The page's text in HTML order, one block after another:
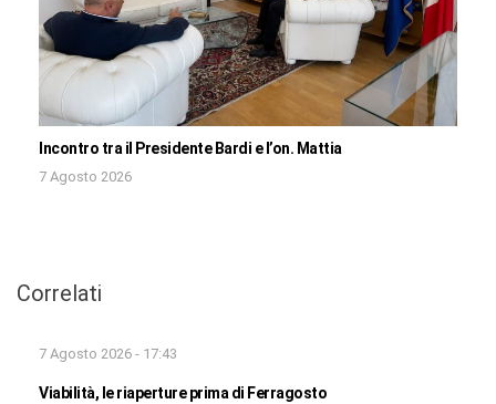
Incontro tra il Presidente Bardi e l’on. Mattia
7 Agosto 2026
Correlati
7 Agosto 2026 - 17:43
Viabilità, le riaperture prima di Ferragosto